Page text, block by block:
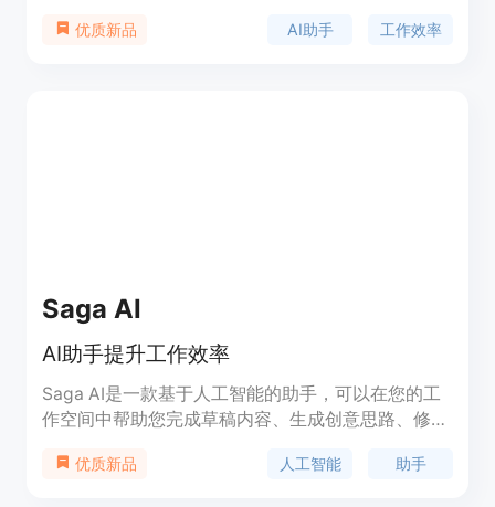
提示保存、语音输入与文本转语音、全面支持
优质新品 AI助手 工作效率
Saga AI
AI助手提升工作效率
Saga AI是一款基于人工智能的助手，可以在您的工
作空间中帮助您完成草稿内容、生成创意思路、修复
节省时间，专注于重要事项。
优质新品 人工智能 助手